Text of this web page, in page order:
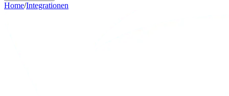
Home/Integrationen